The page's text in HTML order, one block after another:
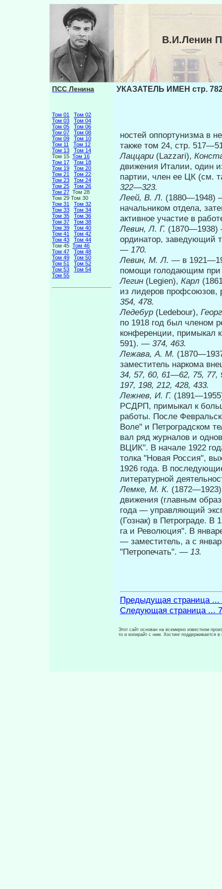
В.И.Ленин
ПСС Ленина
Том 01
Том 02
Том 03
Том 04
Том 05
Том 06
Том 07
Том 08
Том 09
Том 10
Том 11
Том 12
Том 13
Том 14
Том 15 Том 16
Том 17
Том 18
Том 19
Том 20
Том 21
Том 22
Том 23
Том 24
Том 25
Том 26
Том 27 Том 28
Том 29 Том 30
Том 31
Том 32
Том 33
Том 34
Том 35
Том 36
Том 37
Том 38
Том 39
Том 40
Том 41
Том 42
Том 43
Том 44
Том 45 Том 46
Том 47
Том 48
Том 49
Том 50
Том 51
Том 52
Том 53
Том 54
Том 55
УКАЗАТЕЛЬ ИМЕН стр.
ностей оппортунизма в
также том 24, стр.
Лаццари (Lazzari),
движения Италии, один
партии, член ее ЦК (см.
322—323.
Леей, В. Л. (1880—1948)
начальником отдела,
активное участие в
Левин, Л. Г. (1870—1938)
ординатор, заведующий
— 170.
Левин, М. Л. — в
помощи голодающим
Легин (Legien), Карл
из лидеров
354, 478.
Ледебур (Ledebour),
по 1918 год был чле­ном
конференции, примыкал
591). — 374, 463.
Лежава, А. М.
заместитель наркома
34, 57, 60, 61—62, 75, 77,
197, 198, 212, 428, 433.
Лежнев, И. Г.
РСДРП, примыкал к
работы. После
Воле" и Петроградском
вал ряд журналов и
ВЦИК". В начале 1922
толка "Новая Россия",
1926 года. В
литературной
Лемке, М. К.
движения (главным
года — управляющий
(Гознак) в Петрограде.
га и Революция". В
— заместитель, а с
"Петропечать". — 13.
Предыдущая страница ...
Следующая страница ...
Этот сайт основан на всемирно известном
то и копирайт с ним. Хостинг поддерживается